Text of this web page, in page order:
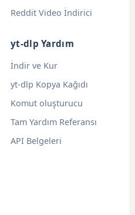
Reddit Video İndirici
yt-dlp Yardım
İndir ve Kur
yt-dlp Kopya Kağıdı
Komut oluşturucu
Tam Yardım Referansı
API Belgeleri